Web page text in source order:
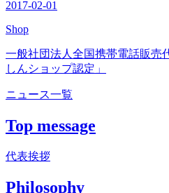
2017-02-01
Shop
一般社団法人全国携帯電話販
しんショップ認定」
ニュース一覧
Top message
代表挨拶
Philosophy